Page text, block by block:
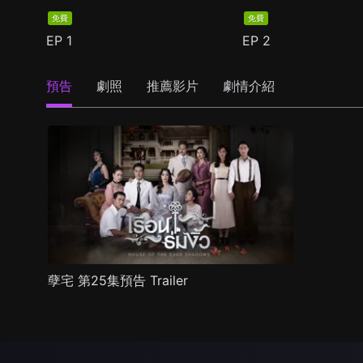
免費
EP 1
免費
EP 2
預告 劇照 推薦影片 劇情介紹
孽宅 第25集預告 Trailer